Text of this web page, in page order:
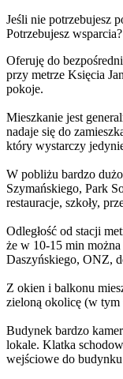
Jeśli nie potrzebujesz
Potrzebujesz
Oferuję do
przy metrze Księcia
pokoje.
Mieszkanie jest
nadaje się do
który wystarczy
W pobliżu bardzo
Szymańskiego, Park
restauracje, szkoły,
Odległość od stacji
że w 10-15 min
Daszyńskiego, ONZ,
Z okien i balkonu
zieloną okolicę (w
Budynek bardzo
lokale. Klatka
wejściowe do